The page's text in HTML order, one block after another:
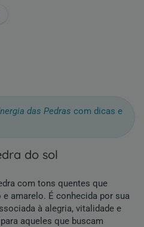
das Pedras com dicas e
do sol
com tons quentes que
amarelo. É conhecida por sua
à alegria, vitalidade e
aqueles que buscam